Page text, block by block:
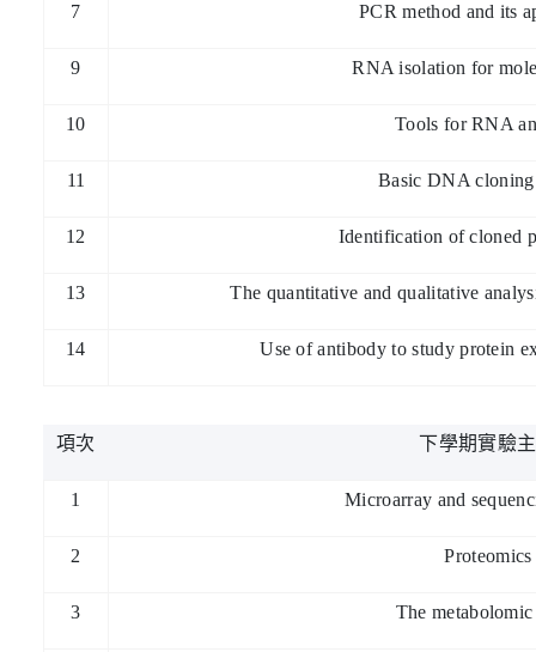
7 PCR method and its
9 RNA isolation for
10 Tools for RNA
11 Basic DNA cloning
12 Identification of cloned
13 The quantitative and qualitative
14 Use of antibody to study protein
項次 下學期實驗
1 Microarray and
2 Proteomics
3 The